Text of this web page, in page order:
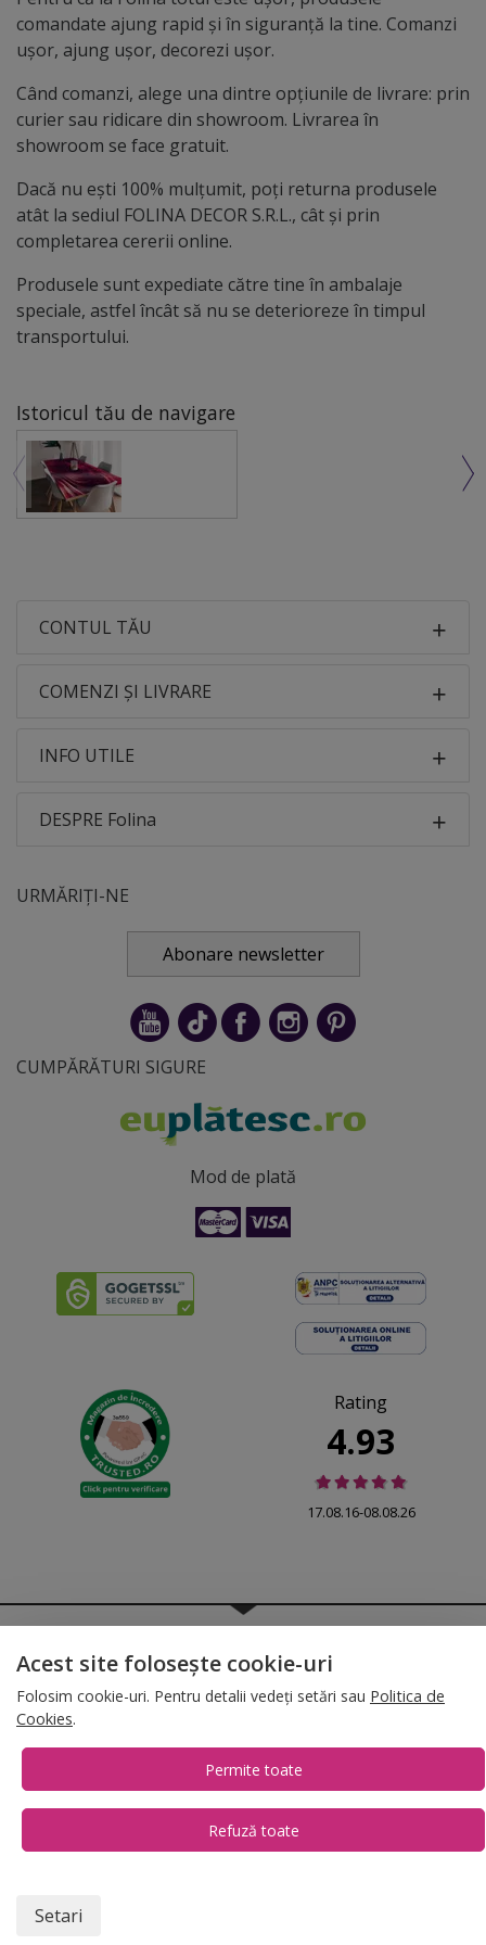
comandate ajung rapid și în siguranță la tine. Comanzi
ușor, ajung ușor, decorezi ușor.
Când comanzi, alege una dintre opțiunile de livrare: prin
curier sau ridicare din showroom. Livrarea în
showroom se face gratuit.
Dacă nu ești 100% mulțumit, poți returna produsele
atât la sediul FOLINA DECOR S.R.L., cât și prin
completarea cererii online.
Produsele sunt expediate către tine în ambalaje
speciale, astfel încât să nu se deterioreze în timpul
transportului.
Istoricul tău de navigare
CONTUL TĂU
COMENZI ȘI LIVRARE
INFO UTILE
DESPRE Folina
URMĂRIȚI-NE
Abonare newsletter
CUMPĂRĂTURI SIGURE
Mod de plată
Rating
4.93
17.08.16-08.08.26
• Termene și condiții•Gestionează preferințe cookies
T:+4 0754.069.667
Acest site folosește cookie-uri
Folosim cookie-uri. Pentru detalii vedeți setări sau Politica de
Cookies.
Permite toate
Refuză toate
Setari